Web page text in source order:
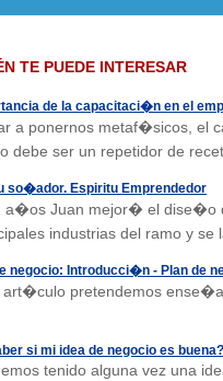
TE PUEDE INTERESAR
de la capacitaci�n en el
a ponernos metaf�sicos, el
debe ser un repetidor de
so�ador. Espiritu Emprendedor
a�os Juan mejor� el dise�o
industrias del ramo y se
negocio: Introducci�n - Plan de
art�culo pretendemos
si mi idea de negocio es buena?
tenido alguna vez una